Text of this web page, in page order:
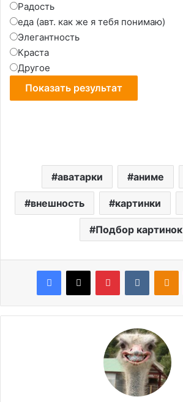
Радость
еда (авт. как же я тебя понимаю)
Элегантность
Краста
Другое
аватарки аниме
внешность картинки
Подбор картинок